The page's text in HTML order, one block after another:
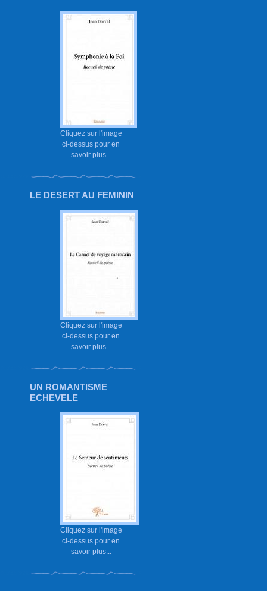
Cliquez sur l'image
ci-dessus pour en
savoir plus...
LE DESERT AU FEMININ
Cliquez sur l'image
ci-dessus pour en
savoir plus...
UN ROMANTISME
ECHEVELE
Cliquez sur l'image
ci-dessus pour en
savoir plus...